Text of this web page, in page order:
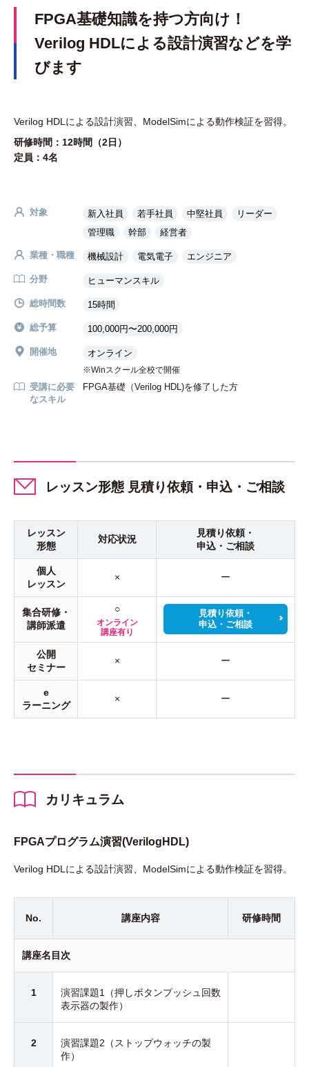
FPGA基礎知識を持つ方向け！
Verilog HDLによる設計演習などを学
びます
Verilog HDLによる設計演習、ModelSimによる動作検証を習得。
研修時間：12時間（2日）
定員：4名
対象 新入社員 若手社員 中堅社員
リーダー
管理職
幹部 経営者
業種・職種 機械設計 電気電子 エンジニア
分野 ヒューマンスキル
総時間数 15時間
総予算 100,000円〜200,000円
開催地 オンライン
Winスクール全校で開催
受講に必要
なスキル
FPGA基礎（Verilog HDL)を修了した方
レッスン形態 見積り依頼・申込・ご相談
レッスン
形態
対応状況
見積り依頼・
申込・ご相談
個人
レッスン
× ー
集合研修・
講師派遣
○
オンライン
講座有り
見積り依頼・
申込・ご相談
公開
セミナー
× ー
e
ラーニング
× ー
カリキュラム
FPGAプログラム演習(VerilogHDL)
Verilog HDLによる設計演習、ModelSimによる動作検証を習得。
No. 講座内容 研修時間
講座名目次
1
演習課題1（押しボタンプッシュ回数
表示器の製作）
2
演習課題2（ストップウォッチの製
作）